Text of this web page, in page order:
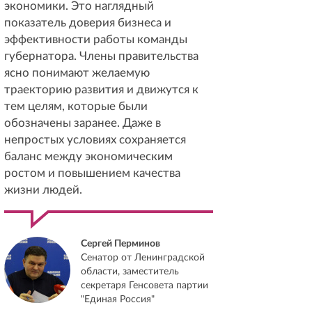
экономики. Это наглядный
показатель доверия бизнеса и
эффективности работы команды
губернатора. Члены правительства
ясно понимают желаемую
траекторию развития и движутся к
тем целям, которые были
обозначены заранее. Даже в
непростых условиях сохраняется
баланс между экономическим
ростом и повышением качества
жизни людей.
Сергей Перминов
Сенатор от Ленинградской
области, заместитель
секретаря Генсовета партии
"Единая Россия"